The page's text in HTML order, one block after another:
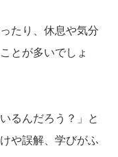
たり、休息や気分
とが多いでしょ
るんだろう？」と
や誤解、学びがふ